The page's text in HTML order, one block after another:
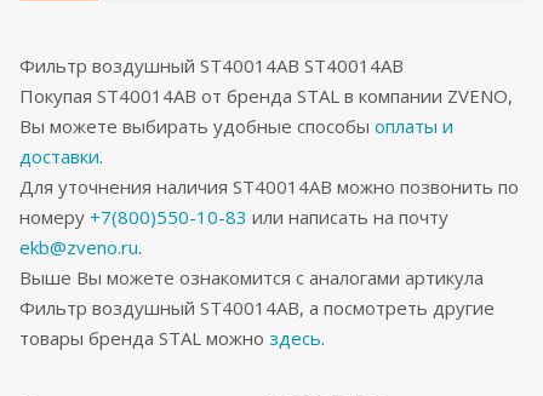
Фильтр воздушный ST40014AB ST40014AB
Покупая ST40014AB от бренда STAL в компании ZVENO,
Вы можете выбирать удобные способы оплаты и
доставки.
Для уточнения наличия ST40014AB можно позвонить по
номеру +7(800)550-10-83 или написать на почту
ekb@zveno.ru.
Выше Вы можете ознакомится с аналогами артикула
Фильтр воздушный ST40014AB, а посмотреть другие
товары бренда STAL можно здесь.